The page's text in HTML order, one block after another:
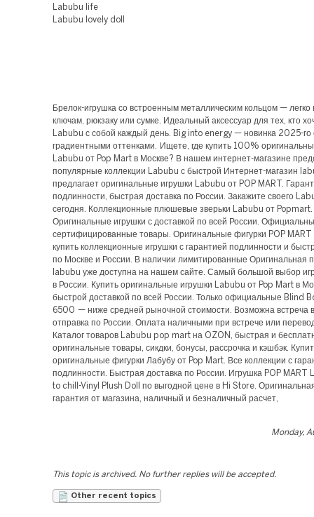
Labubu life
Labubu lovely doll
Брелок-игрушка со встроенным металлическим кольцом — легко
ключам, рюкзаку или сумке. Идеальный аксессуар для тех, кто
Labubu с собой каждый день. Big into energy — новинка 2025-го
градиентными оттенками. Ищете, где купить 100%
Labubu от Pop Mart в Москве? В нашем интернет-магазине
популярные коллекции Labubu с быстрой Интернет-магазин
предлагает оригинальные игрушки Labubu от POP MART.
подлинности, быстрая доставка по России. Закажите своего
сегодня. Коллекционные плюшевые зверьки Labubu от Popmart.
Оригинальные игрушки с доставкой по всей России.
сертифицированные товары. Оригинальные фигурки POP
купить коллекционные игрушки с гарантией подлинности и
по Москве и России. В наличии лимитированные Оригинальная
labubu уже доступна на нашем сайте. Самый большой выбор
в России. Купить оригинальные игрушки Labubu от Pop Mart в
быстрой доставкой по всей России. Только официальные Blind
6500 — ниже средней рыночной стоимости. Возможна встреча
отправка по России. Оплата наличными при встрече или
Каталог товаров Labubu pop mart на OZON, быстрая и
оригинальные товары, сикдки, бонусы, рассрочка и кэшбэк.
оригинальные фигурки Лабубу от Pop Mart. Все коллекции с
подлинности. Быстрая доставка по России. Игрушка POP MART
to chill-Vinyl Plush Doll по выгодной цене в Hi Store.
гарантия от магазина, наличный и безналичный расчет,
Monday,
This topic is archived. No further replies will be accepted.
Other recent topics